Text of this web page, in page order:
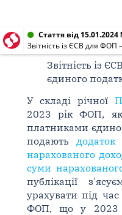
Стаття від
Звітність із
єдиного
У складі річної
2023 рік ФОП,
платниками
подають
нарахованого
суми
публікації
урахувати під час
ФОП, що у 2023